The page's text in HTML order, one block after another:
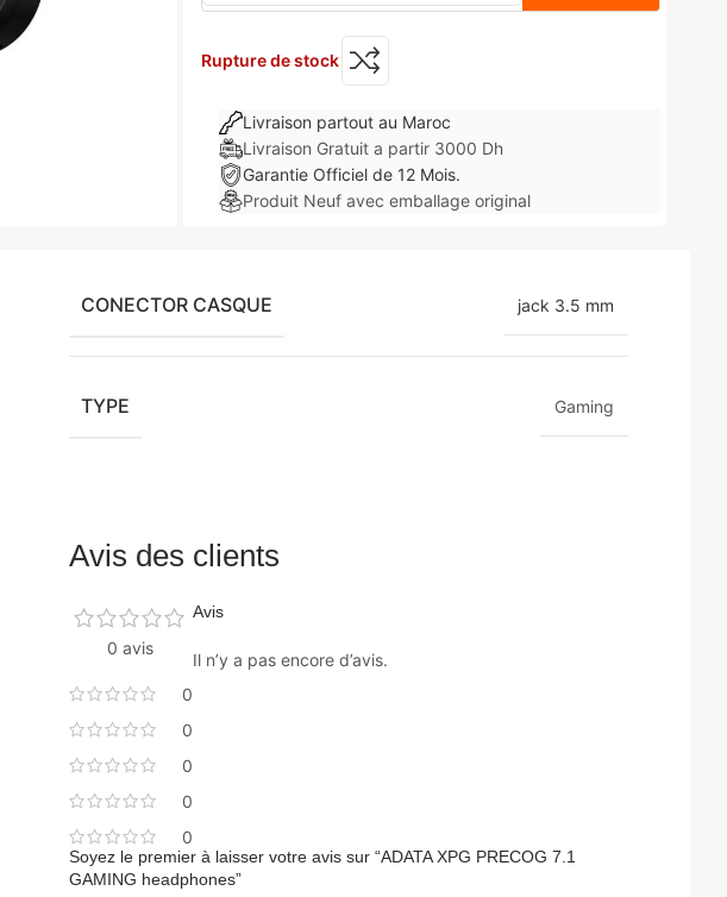
Rupture de stock
Livraison partout au Maroc
Livraison Gratuit a partir 3000 Dh
Garantie Officiel de 12 Mois.
Produit Neuf avec emballage original
CONECTOR CASQUE jack 3.5 mm
TYPE Gaming
Avis des clients
0 avis
0
0
0
0
0
Avis
Il n’y a pas encore d’avis.
Soyez le premier à laisser votre avis sur “ADATA XPG PRECOG 7.1
GAMING headphones”